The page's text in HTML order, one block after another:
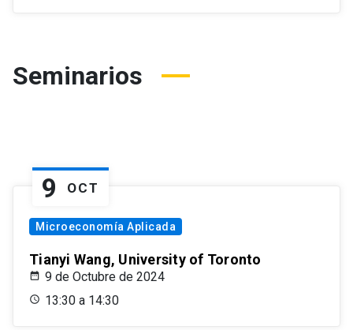
Seminarios
9 OCT
Microeconomía Aplicada
Tianyi Wang, University of Toronto
9 de Octubre de 2024
13:30 a 14:30